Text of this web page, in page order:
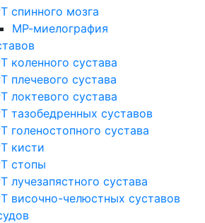
спинного мозга
МР-миелография
коленного сустава
плечевого сустава
локтевого сустава
тазобедренных суставов
голеностопного сустава
кисти
стопы
лучезапястного сустава
височно-челюстных суставов